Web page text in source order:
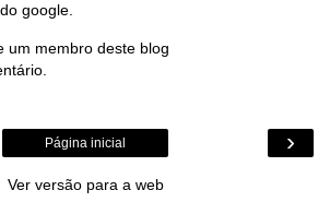
google.
um membro deste blog
›
Página inicial
Ver versão para a web